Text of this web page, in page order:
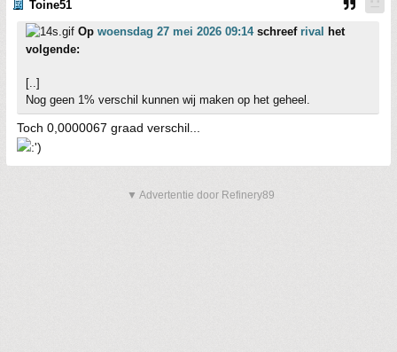
Toine51
Op woensdag 27 mei 2026 09:14schreef rival
het
volgende:
[..]
Nog geen 1% verschil kunnen wij maken op het geheel.
Toch 0,0000067 graad verschil...
▼ Advertentie door Refinery89